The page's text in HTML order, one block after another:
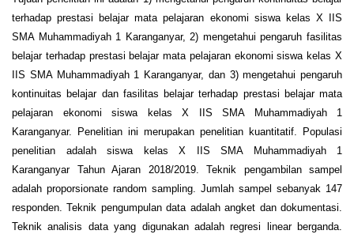
terhadap prestasi belajar mata pelajaran ekonomi siswa kelas X IIS
SMA Muhammadiyah 1 Karanganyar, 2) mengetahui pengaruh fasilitas
belajar terhadap prestasi belajar mata pelajaran ekonomi siswa kelas X
IIS SMA Muhammadiyah 1 Karanganyar, dan 3) mengetahui pengaruh
kontinuitas belajar dan fasilitas belajar terhadap prestasi belajar mata
pelajaran ekonomi siswa kelas X IIS SMA Muhammadiyah 1
Karanganyar. Penelitian ini merupakan penelitian kuantitatif. Populasi
penelitian adalah siswa kelas X IIS SMA Muhammadiyah 1
Karanganyar Tahun Ajaran 2018/2019. Teknik pengambilan sampel
adalah proporsionate random sampling. Jumlah sampel sebanyak 147
responden. Teknik pengumpulan data adalah angket dan dokumentasi.
Teknik analisis data yang digunakan adalah regresi linear berganda.